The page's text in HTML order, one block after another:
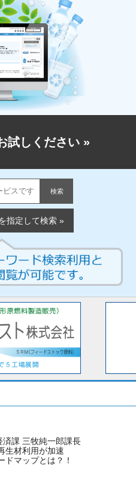
試しください »
検索
指定して検索 »
課 三牧純一郎課長
生材利用が加速
ドマップとは？！